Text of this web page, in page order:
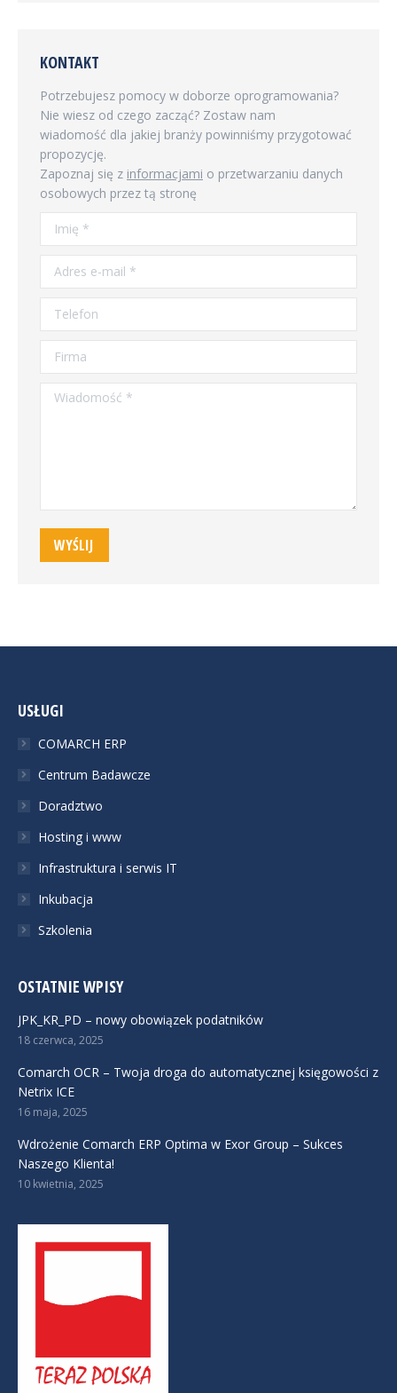
KONTAKT
Potrzebujesz pomocy w doborze oprogramowania?
Nie wiesz od czego zacząć? Zostaw nam
wiadomość dla jakiej branży powinniśmy przygotować
propozycję.
Zapoznaj się z informacjami o przetwarzaniu danych
osobowych przez tą stronę
Imię *
Adres e-mail *
Telefon
Firma
Wiadomość *
WYŚLIJ
USŁUGI
COMARCH ERP
Centrum Badawcze
Doradztwo
Hosting i www
Infrastruktura i serwis IT
Inkubacja
Szkolenia
OSTATNIE WPISY
JPK_KR_PD – nowy obowiązek podatników
18 czerwca, 2025
Comarch OCR – Twoja droga do automatycznej księgowości z
Netrix ICE
16 maja, 2025
Wdrożenie Comarch ERP Optima w Exor Group – Sukces
Naszego Klienta!
10 kwietnia, 2025